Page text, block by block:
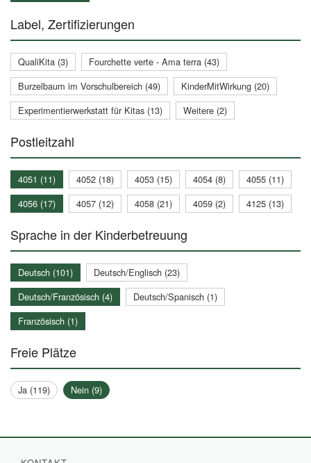
Label, Zertifizierungen
QualiKita (3)
Fourchette verte - Ama terra (43)
Burzelbaum im Vorschulbereich (49)
KinderMitWirkung (20)
Experimentierwerkstatt für Kitas (13)
Weitere (2)
Postleitzahl
4051 (11) 4052 (18) 4053 (15) 4054 (8)
4055 (11)
4056 (17)
4057 (12) 4058 (21) 4059 (2) 4125 (13)
Sprache in der Kinderbetreuung
Deutsch (101)
Deutsch/Englisch (23)
Deutsch/Französisch (4)
Deutsch/Spanisch (1)
Französisch (1)
Freie Plätze
Ja (119) Nein (9)